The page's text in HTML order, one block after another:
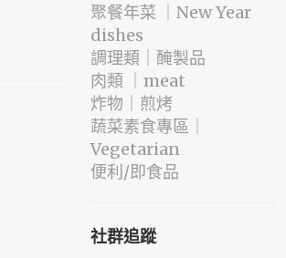
️聚餐年菜 ｜New Year
dishes
️調理類｜醃製品
肉類 ｜meat
️炸物｜煎烤
蔬菜素食專區｜
Vegetarian
便利/即食品
社群追蹤